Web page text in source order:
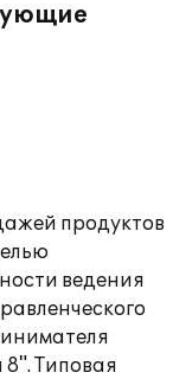
продуктов
ведения
Типовая